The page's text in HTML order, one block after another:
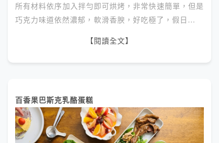
所有材料依序加入拌勻即可烘烤，非常快速簡單，但是
巧克力味道依然濃郁，軟滑香腴，好吃極了，假日…
【閱讀全文】
百香果巴斯克乳酪蛋糕